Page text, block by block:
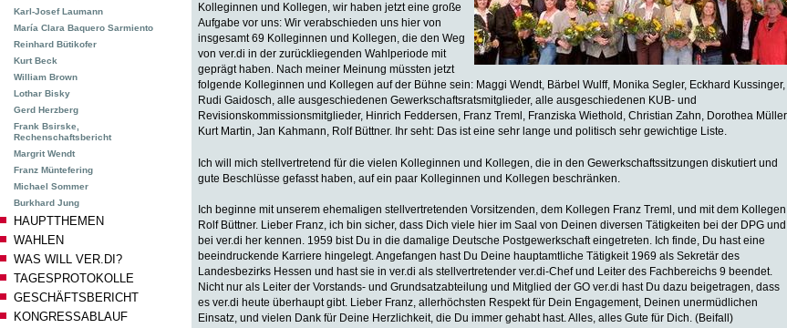
Karl-Josef Laumann
María Clara Baquero Sarmiento
Reinhard Bütikofer
Kurt Beck
William Brown
Lothar Bisky
Gerd Herzberg
Frank Bsirske,
Rechenschaftsbericht
Margrit Wendt
Franz Müntefering
Michael Sommer
Burkhard Jung
HAUPTTHEMEN
WAHLEN
WAS WILL VER.DI?
TAGESPROTOKOLLE
GESCHÄFTSBERICHT
KONGRESSABLAUF
Kolleginnen und Kollegen, wir haben jetzt eine große
Aufgabe vor uns: Wir verabschieden uns hier von
insgesamt 69 Kolleginnen und Kollegen, die den Weg
von ver.di in der zurückliegenden Wahlperiode mit
geprägt haben. Nach meiner Meinung müssten jetzt
folgende Kolleginnen und Kollegen auf der Bühne sein: Maggi Wendt, Bärbel Wulff, Monika Segler, Eckhard Kussinger,
Rudi Gaidosch, alle ausgeschiedenen Gewerkschaftsratsmitglieder, alle ausgeschiedenen KUB- und
Revisionskommissionsmitglieder, Hinrich Feddersen, Franz Treml, Franziska Wiethold, Christian Zahn, Dorothea
Kurt Martin, Jan Kahmann, Rolf Büttner. Ihr seht: Das ist eine sehr lange und politisch sehr gewichtige Liste.
Ich will mich stellvertretend für die vielen Kolleginnen und Kollegen, die in den Gewerkschaftssitzungen diskutiert und
gute Beschlüsse gefasst haben, auf ein paar Kolleginnen und Kollegen beschränken.
Ich beginne mit unserem ehemaligen stellvertretenden Vorsitzenden, dem Kollegen Franz Treml, und mit dem Kollegen
Rolf Büttner. Lieber Franz, ich bin sicher, dass Dich viele hier im Saal von Deinen diversen Tätigkeiten bei der DPG und
bei ver.di her kennen. 1959 bist Du in die damalige Deutsche Postgewerkschaft eingetreten. Ich finde, Du hast eine
beeindruckende Karriere hingelegt. Angefangen hast Du Deine hauptamtliche Tätigkeit 1969 als Sekretär des
Landesbezirks Hessen und hast sie in ver.di als stellvertretender ver.di-Chef und Leiter des Fachbereichs 9 beendet.
Nicht nur als Leiter der Vorstands- und Grundsatzabteilung und Mitglied der GO ver.di hast Du dazu beigetragen, dass
es ver.di heute überhaupt gibt. Lieber Franz, allerhöchsten Respekt für Dein Engagement, Deinen unermüdlichen
Einsatz, und vielen Dank für Deine Herzlichkeit, die Du immer gehabt hast. Alles, alles Gute für Dich. (Beifall)